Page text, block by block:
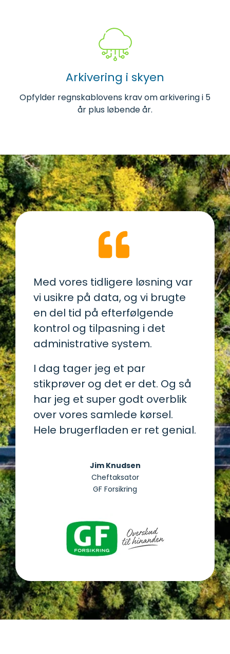
Arkivering i skyen
Opfylder regnskablovens krav om arkivering i 5
år plus løbende år.
Med vores tidligere løsning var
vi usikre på data, og vi brugte
en del tid på efterfølgende
kontrol og tilpasning i det
administrative system.
I dag tager jeg et par
stikprøver og det er det. Og så
har jeg et super godt overblik
over vores samlede kørsel.
Hele brugerfladen er ret genial.
Jim Knudsen
Cheftaksator
GF Forsikring